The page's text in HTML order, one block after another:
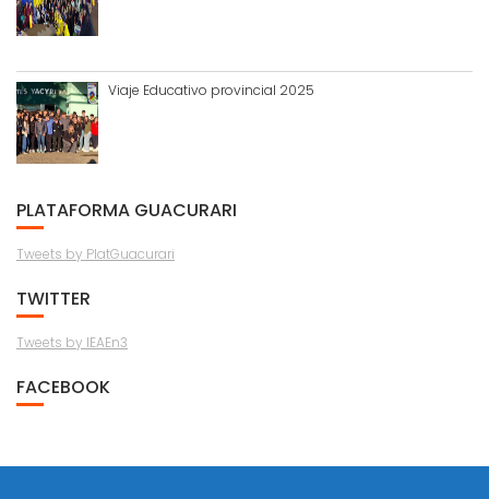
Viaje Educativo provincial 2025
PLATAFORMA GUACURARI
Tweets by PlatGuacurari
TWITTER
Tweets by IEAEn3
FACEBOOK